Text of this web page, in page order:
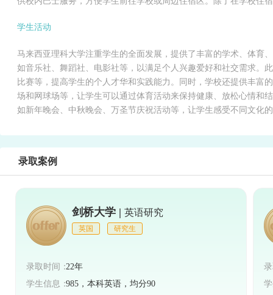
学生活动
马来西亚理科大学注重学生的全面发展，提供了丰富的学术、体育
如音乐社、舞蹈社、电影社等，以满足个人兴趣爱好和社交需求。
比赛等，提高学生的个人才华和实践能力。同时，学校还提供丰富
场和网球场等，让学生可以通过体育活动来保持健康、放松心情和
如新年晚会、中秋晚会、万圣节庆祝活动等，让学生感受不同文化
录取案例
剑桥大学 | 英语研究
英国 研究生
录取时间：22年
学生信息：985，本科英语，均分90